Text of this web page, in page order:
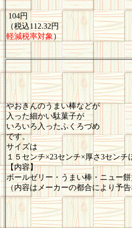
104円
（税込112.32円
軽減税率対象）
やおきんのうまい棒などが
入った細かい駄菓子が
いろいろ入ったふくろづめ
です。
サイズは
１５センチ×23センチ×厚さ3センチ
【内容】
ボールゼリー・うまい棒・ニュー
（内容はメーカーの都合により予